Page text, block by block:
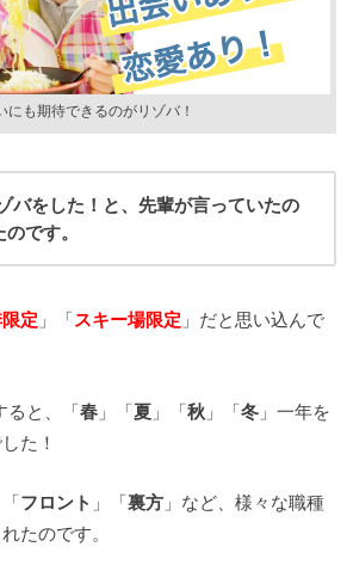
にも期待できるのがリゾバ！
バをした！と、先輩が言っていたの
です。
定 」「スキー場限定 」だと思い込んで
ると、「春」「夏」「秋」「冬」一年を
た！
フロント 」「裏方」など、様々な職種
たのです。